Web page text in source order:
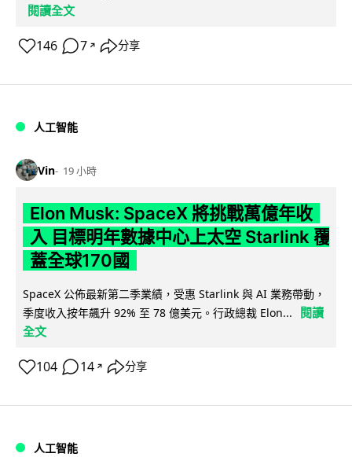
閱讀全文
146 7 ↗ 分享
人工智能
Vin 19 小時
Elon Musk: SpaceX 將挑戰萬億年收
入 目標明年數據中心上太空 Starlink 覆
蓋全球170國
SpaceX 公佈最新第二季業績，受惠 Starlink 與 AI 業務帶動，
季度收入按年飆升 92% 至 78 億美元。行政總裁 Elon...
閱讀
全文
104 14 ↗ 分享
人工智能